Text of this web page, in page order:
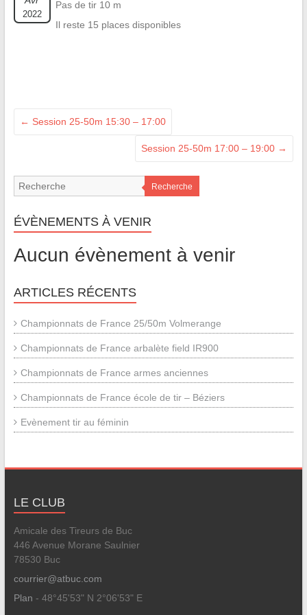
2022
Pas de tir 10 m
Il reste 15 places disponibles
← Session 25-50m 15:30 – 17:00
Session 25-50m 17:00 – 19:00 →
Recherche
ÉVÈNEMENTS À VENIR
Aucun évènement à venir
ARTICLES RÉCENTS
Championnats de France 25/50m Volmerange
Championnats de France arbalète field IR900
Championnats de France armes anciennes
Championnats de France école de tir – Béziers
Evènement tir au féminin
LE CLUB
Amicale des Tireurs de Buc
446 Avenue Morane Saulnier
78530 Buc
courrier@atbuc.com
Plan - 48°45'53" N 2°06'53" E